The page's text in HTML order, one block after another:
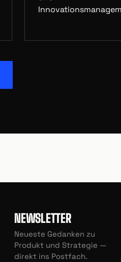
NEWSLETTER
Neueste Gedanken zu
Produkt und Strategie —
direkt ins Postfach.